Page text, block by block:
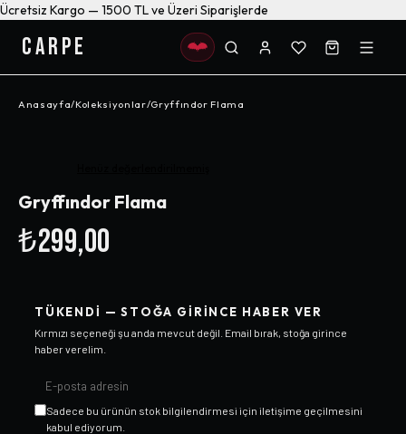
Ücretsiz Kargo — 1500 TL ve Üzeri Siparişlerde
CARPE
Anasayfa/Koleksiyonlar/Gryffındor Flama
Gryffındor Flama
₺299,00
TÜKENDI — STOĞA GIRINCE HABER VER
Kırmızı seçeneği şu anda mevcut değil. Email bırak, stoğa girince
haber verelim.
Sadece bu ürünün stok bilgilendirmesi için iletişime geçilmesini
kabul ediyorum.